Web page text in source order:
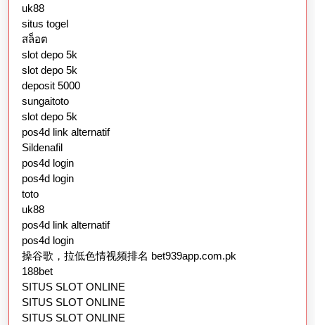
uk88
situs togel
สล็อต
slot depo 5k
slot depo 5k
deposit 5000
sungaitoto
slot depo 5k
pos4d link alternatif
Sildenafil
pos4d login
pos4d login
toto
uk88
pos4d link alternatif
pos4d login
操谷歌，拉低色情视频排名 bet939app.com.pk
188bet
SITUS SLOT ONLINE
SITUS SLOT ONLINE
SITUS SLOT ONLINE